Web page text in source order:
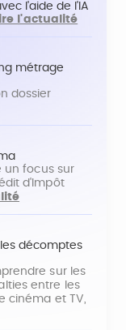
l'aide de l'IA
l'actualité
métrage
dossier
un focus sur
d'Impôt
décomptes
sur les
entre les
cinéma et TV,